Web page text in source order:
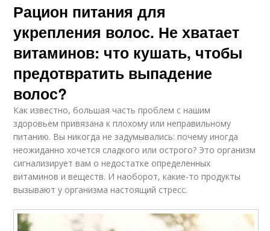
Рацион питания для
укрепления волос. Не хватает
витаминов: что кушать, чтобы
предотвратить выпадение
волос?
Как известно, большая часть проблем с нашим
здоровьем привязана к плохому или неправильному
питанию. Вы никогда не задумывались: почему иногда
неожиданно хочется сладкого или острого? Это организм
сигнализирует вам о недостатке определенных
витаминов и веществ. И наоборот, какие-то продукты
вызывают у организма настоящий стресс.